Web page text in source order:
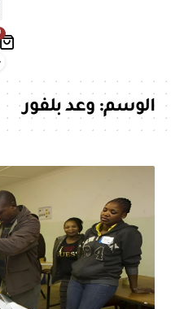
0
الوسم:وعد بلفور